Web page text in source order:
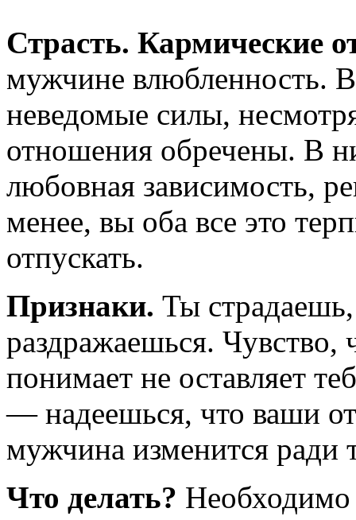
Страсть. Кармические
мужчине влюбленность.
неведомые силы,
отношения обречены. В
любовная зависимость,
менее, вы оба все это
отпускать.
Признаки. Ты
раздражаешься. Чувство,
понимает не оставляет
— надеешься, что ваши
мужчина изменится ради
Что делать? Необходимо